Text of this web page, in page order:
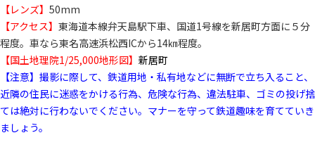
【レンズ】 50mm
【アクセス】 東海道本線弁天島駅下車、国道1号線を新居町方面に５分
程度。車なら東名高速浜松西ICから14㎞程度。
【国土地理院1/25,000地形図】 新居町
【注意】撮影に際して、鉄道用地・私有地などに無断で立ち入ること、
近隣の住民に迷惑をかける行為、危険な行為、違法駐車、ゴミの投げ捨
ては絶対に行わないでください。マナーを守って鉄道趣味を育てていき
ましょう。